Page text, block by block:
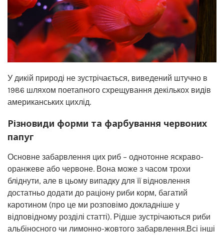
У дикій природі не зустрічається, виведений штучно в
1986 шляхом поетапного схрещування декількох видів
американських цихлід.
Різновиди форми та фарбування червоних
папуг
Основне забарвлення цих риб – однотонне яскраво-
оранжеве або червоне. Вона може з часом трохи
бліднути, але в цьому випадку для її відновлення
достатньо додати до раціону риби корм, багатий
каротином (про це ми розповімо докладніше у
відповідному розділі статті). Рідше зустрічаються риби
альбіносного чи лимонно-жовтого забарвлення.Всі інші